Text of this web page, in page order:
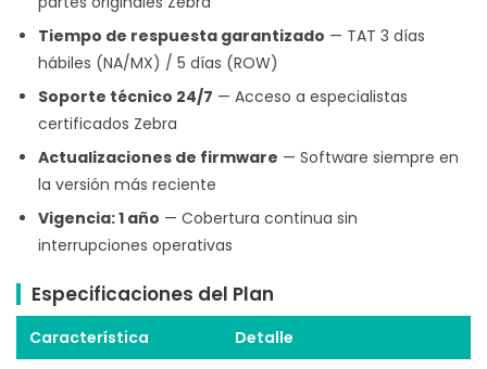
Tiempo de respuesta garantizado — TAT 3 días
hábiles (NA/MX) / 5 días (ROW)
Soporte técnico 24/7 — Acceso a especialistas
certificados Zebra
Actualizaciones de firmware — Software siempre en
la versión más reciente
Vigencia: 1 año — Cobertura continua sin
interrupciones operativas
Especificaciones del Plan
Característica
Detalle